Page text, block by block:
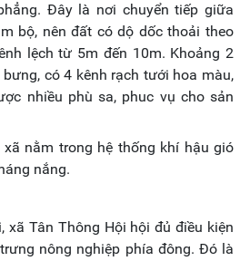
Đây là nơi chuyển tiếp giữa
bộ, nên đất có dộ dốc thoải theo
lệch từ 5m đến 10m. Khoảng 2
có 4 kênh rạch tưới hoa màu,
nhiều phù sa, phuc vụ cho sản
nằm trong hệ thống khí hậu gió
nắng.
xã Tân Thông Hội hội đủ điều kiện
nông nghiệp phía đông. Đó là